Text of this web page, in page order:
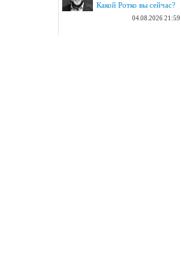
Какой Ротко вы сейчас?
04.08.2026 21:59